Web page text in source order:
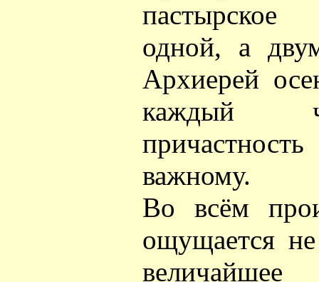
пастырское
одной, а
Архиерей
каждый
важному.
Во всём
ощущается